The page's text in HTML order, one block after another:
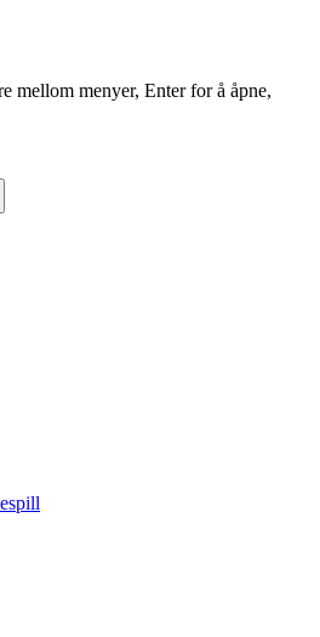
mellom menyer, Enter for å åpne,